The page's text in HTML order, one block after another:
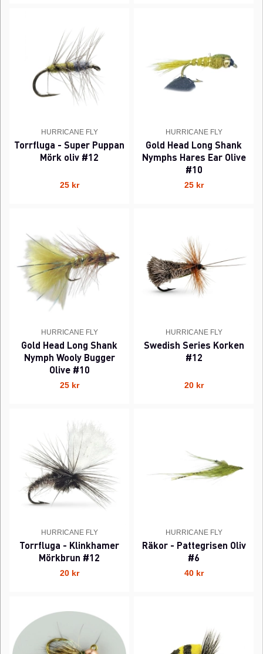
HURRICANE FLY
Torrfluga - Super Puppan
Mörk oliv #12
25 kr
HURRICANE FLY
Gold Head Long Shank
Nymphs Hares Ear Olive
#10
25 kr
HURRICANE FLY
Gold Head Long Shank
Nymph Wooly Bugger
Olive #10
25 kr
HURRICANE FLY
Swedish Series Korken
#12
20 kr
HURRICANE FLY
Torrfluga - Klinkhamer
Mörkbrun #12
20 kr
HURRICANE FLY
Räkor - Pattegrisen Oliv
#6
40 kr